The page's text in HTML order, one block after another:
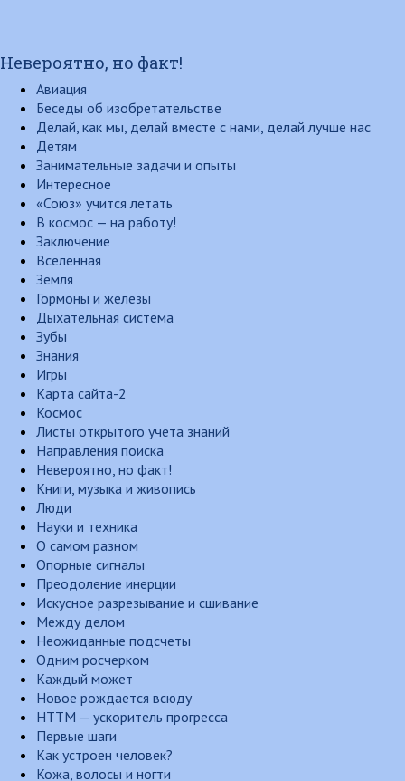
Невероятно, но факт!
Авиация
Беседы об изобретательстве
Делай, как мы, делай вместе с нами, делай лучше нас
Детям
Занимательные задачи и опыты
Интересное
«Союз» учится летать
В космос — на работу!
Заключение
Вселенная
Земля
Гормоны и железы
Дыхательная система
Зубы
Знания
Игры
Карта сайта-2
Космос
Листы открытого учета знаний
Направления поиска
Невероятно, но факт!
Книги, музыка и живопись
Люди
Науки и техника
О самом разном
Опорные сигналы
Преодоление инерции
Искусное разрезывание и сшивание
Между делом
Неожиданные подсчеты
Одним росчерком
Каждый может
Новое рождается всюду
НТТМ — ускоритель прогресса
Первые шаги
Как устроен человек?
Кожа, волосы и ногти